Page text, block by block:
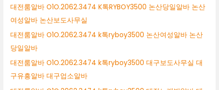
대전룸알바 O1O.2062.3474 K톡RYBOY3500 논산당일알바 논산
여성알바 논산보도사무실
대전룸알바 O1O.2062.3474 k톡ryboy3500 논산여성알바 논산
당일알바
대전룸알바 O1O.2062.3474 k톡ryboy3500 대구보도사무실 대
구유흥알바 대구업소알바